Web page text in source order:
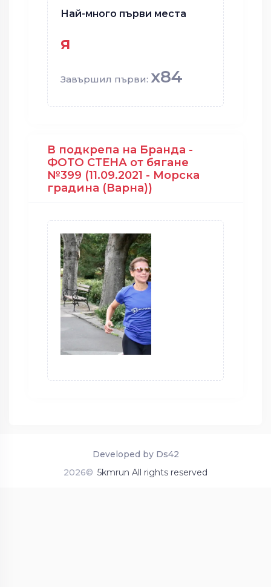
Най-много първи места
я
Завършил първи: x84
В подкрепа на Бранда -
ФОТО СТЕНА от бягане
№399 (11.09.2021 - Морска
градина (Варна))
2026© 5kmrun All rights reserved
Developed by Ds42